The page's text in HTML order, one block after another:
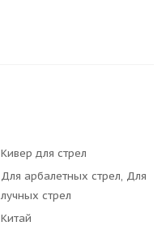
Кивер для стрел
Для арбалетных стрел, Для
лучных стрел
Китай